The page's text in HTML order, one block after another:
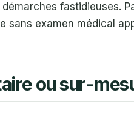
fastidieuses.
sans examen médical
ou sur-